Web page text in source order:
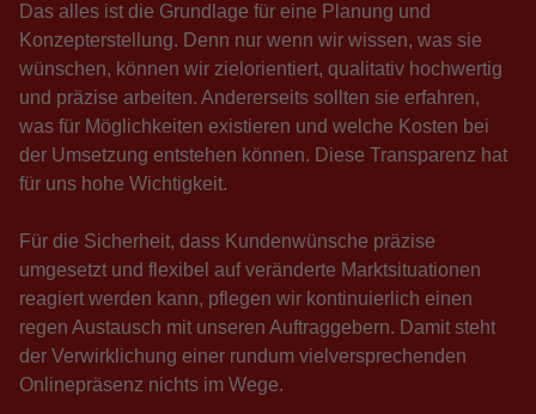
Das alles ist die Grundlage für eine Planung und
Konzepterstellung. Denn nur wenn wir wissen, was sie
wünschen, können wir zielorientiert, qualitativ hochwertig
und präzise arbeiten. Andererseits sollten sie erfahren,
was für Möglichkeiten existieren und welche Kosten bei
der Umsetzung entstehen können. Diese Transparenz hat
für uns hohe Wichtigkeit.
Für die Sicherheit, dass Kundenwünsche präzise
umgesetzt und flexibel auf veränderte Marktsituationen
reagiert werden kann, pflegen wir kontinuierlich einen
regen Austausch mit unseren Auftraggebern. Damit steht
der Verwirklichung einer rundum vielversprechenden
Onlinepräsenz nichts im Wege.